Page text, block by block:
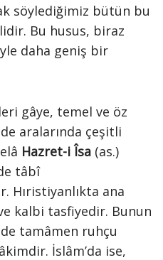
söylediğimiz bütün bu
Bu husus, biraz
daha geniş bir
gâye, temel ve öz
aralarında çeşitli
Hazret-i Îsa (as.)
tâbî
Hıristiyanlıkta ana
kalbi tasfiyedir. Bunun
tamâmen ruhçu
İslâm’da ise,